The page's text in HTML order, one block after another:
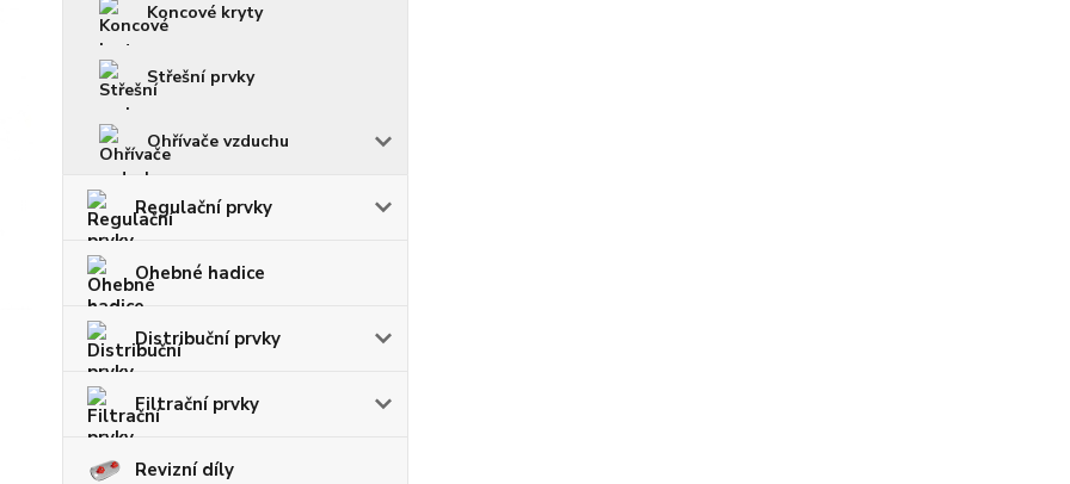
Koncové kryty
Střešní prvky
Ohřívače vzduchu
Regulační prvky
Ohebné hadice
Distribuční prvky
Filtrační prvky
Revizní díly